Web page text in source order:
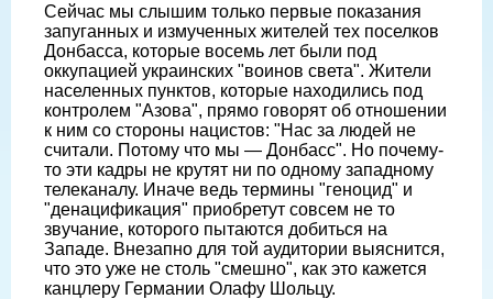
Сейчас мы слышим только первые показания
запуганных и измученных жителей тех поселков
Донбасса, которые восемь лет были под
оккупацией украинских "воинов света". Жители
населенных пунктов, которые находились под
контролем "Азова", прямо говорят об отношении
к ним со стороны нацистов: "Нас за людей не
считали. Потому что мы — Донбасс". Но почему-
то эти кадры не крутят ни по одному западному
телеканалу. Иначе ведь термины "геноцид" и
"денацификация" приобретут совсем не то
звучание, которого пытаются добиться на
Западе. Внезапно для той аудитории выяснится,
что это уже не столь "смешно", как это кажется
канцлеру Германии Олафу Шольцу.